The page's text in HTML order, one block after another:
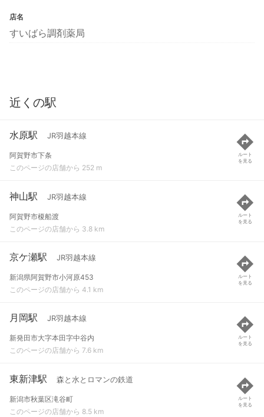
店名
すいばら調剤薬局
近くの駅
水原駅 JR羽越本線
阿賀野市下条
このページの店舗から 252 m
ルート
を見る
神山駅 JR羽越本線
阿賀野市榎船渡
このページの店舗から 3.8 km
ルート
を見る
京ケ瀬駅 JR羽越本線
新潟県阿賀野市小河原453
このページの店舗から 4.1 km
ルート
を見る
月岡駅 JR羽越本線
新発田市大字本田字中谷内
このページの店舗から 7.6 km
ルート
を見る
東新津駅 森と水とロマンの鉄道
新潟市秋葉区滝谷町
このページの店舗から 8.5 km
ルート
を見る